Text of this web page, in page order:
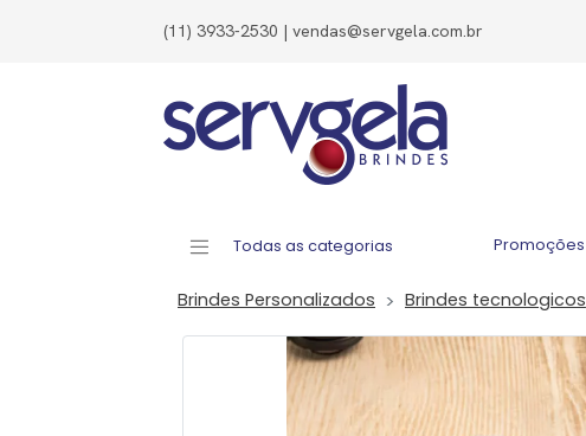
(11) 3933-2530 | vendas@servgela.com.br
Todas as categorias Promoções
Brindes Personalizados Brindes tecnologicos